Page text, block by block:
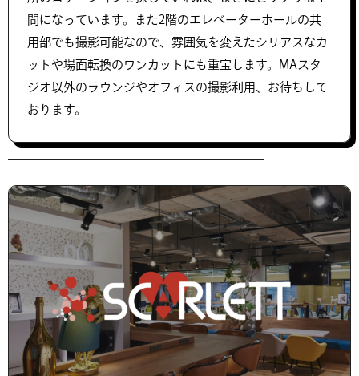
間になっています。また2階のエレベーターホールの共
用部でも撮影可能なので、雰囲気を変えたシリアスなカ
ットや場面転換のワンカットにも重宝します。MAスタ
ジオ以外のラウンジやオフィスの撮影利用、お待ちして
おります。